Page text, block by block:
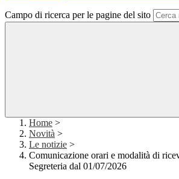
Campo di ricerca per le pagine del sito
Home >
Novità >
Le notizie >
Comunicazione orari e modalità di
Segreteria dal 01/07/2026